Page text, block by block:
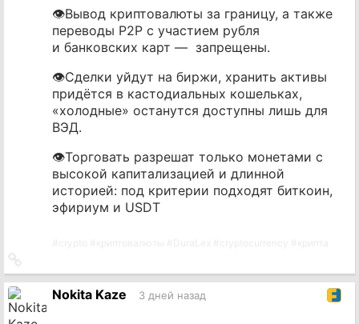
👁Вывод криптовалюты за границу, а также
переводы P2P с участием рубля
и банковских карт — запрещены.
👁Сделки уйдут на биржи, хранить активы
придётся в кастодиальных кошельках,
«холодные» останутся доступны лишь для
ВЭД.
👁Торговать разрешат только монетами с
высокой капитализацией и длинной
историей: под критерии подходят биткоин,
эфириум и USDT
на
источникNokita Kaze 3 дней назад